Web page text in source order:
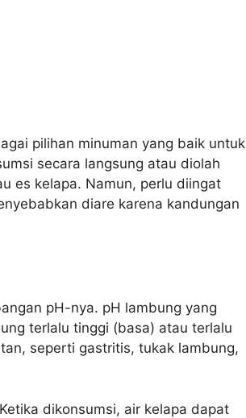
pilihan minuman yang baik untuk
secara langsung atau diolah
es kelapa. Namun, perlu diingat
diare karena kandungan
pH-nya. pH lambung yang
terlalu tinggi (basa) atau terlalu
seperti gastritis, tukak lambung,
dikonsumsi, air kelapa dapat